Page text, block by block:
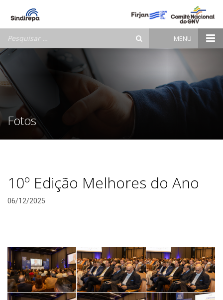
por:
MENU
Fotos
10º Edição Melhores do Ano
06/12/2025